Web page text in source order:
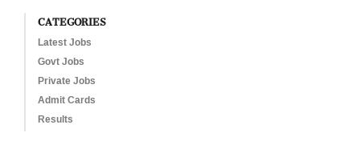
CATEGORIES
Latest Jobs
Govt Jobs
Private Jobs
Admit Cards
Results